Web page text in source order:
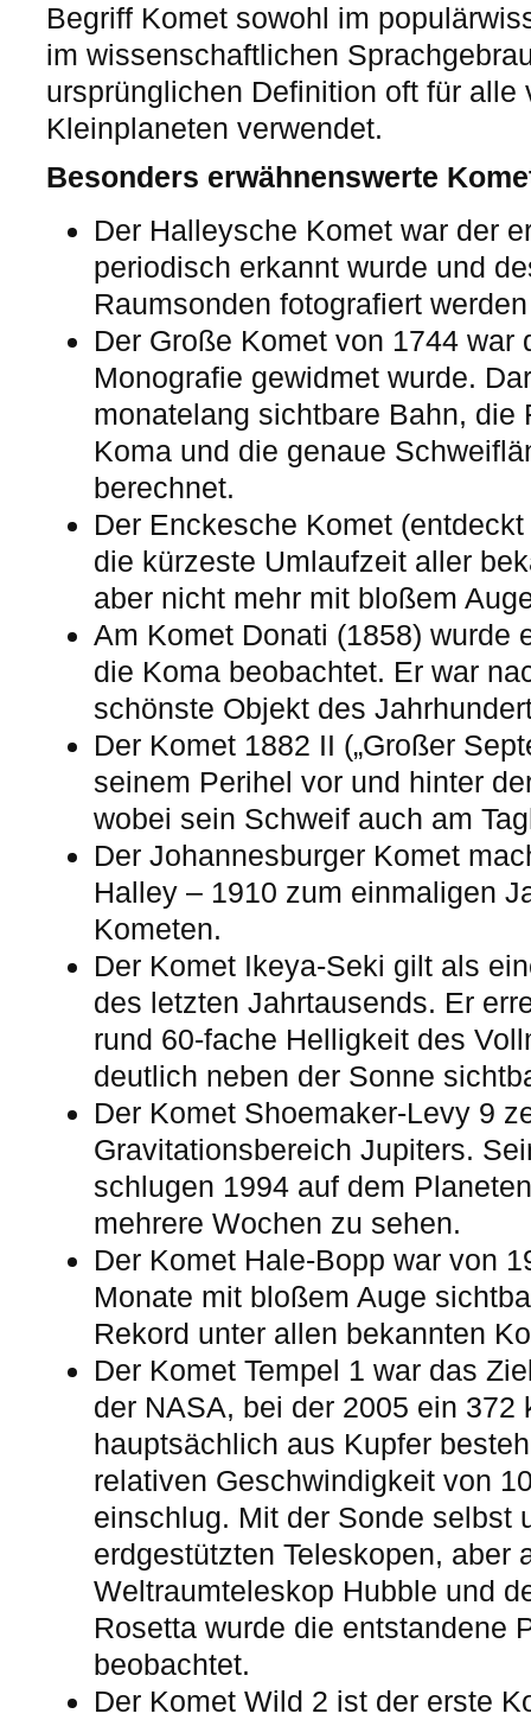
Begriff Komet sowohl im
im wissenschaftlichen
ursprünglichen Definition oft für alle
Kleinplaneten verwendet.
Besonders erwähnenswerte
Der Halleysche Komet war der
periodisch erkannt wurde und
Raumsonden fotografiert
Der Große Komet von 1744 war
Monografie gewidmet wurde.
monatelang sichtbare Bahn, die
Koma und die genaue
berechnet.
Der Enckesche Komet
die kürzeste Umlaufzeit aller
aber nicht mehr mit bloßem
Am Komet Donati (1858) wurde
die Koma beobachtet. Er war
schönste Objekt des
Der Komet 1882 II („Großer
seinem Perihel vor und hinter
wobei sein Schweif auch am
Der Johannesburger Komet
Halley – 1910 zum einmaligen
Kometen.
Der Komet Ikeya-Seki gilt als
des letzten Jahrtausends. Er
rund 60-fache Helligkeit des
deutlich neben der Sonne
Der Komet Shoemaker-Levy 9
Gravitationsbereich Jupiters.
schlugen 1994 auf dem
mehrere Wochen zu sehen.
Der Komet Hale-Bopp war von
Monate mit bloßem Auge
Rekord unter allen bekannten
Der Komet Tempel 1 war das
der NASA, bei der 2005 ein 372
hauptsächlich aus Kupfer
relativen Geschwindigkeit von
einschlug. Mit der Sonde selbst
erdgestützten Teleskopen, aber
Weltraumteleskop Hubble und
Rosetta wurde die entstandene
beobachtet.
Der Komet Wild 2 ist der erste